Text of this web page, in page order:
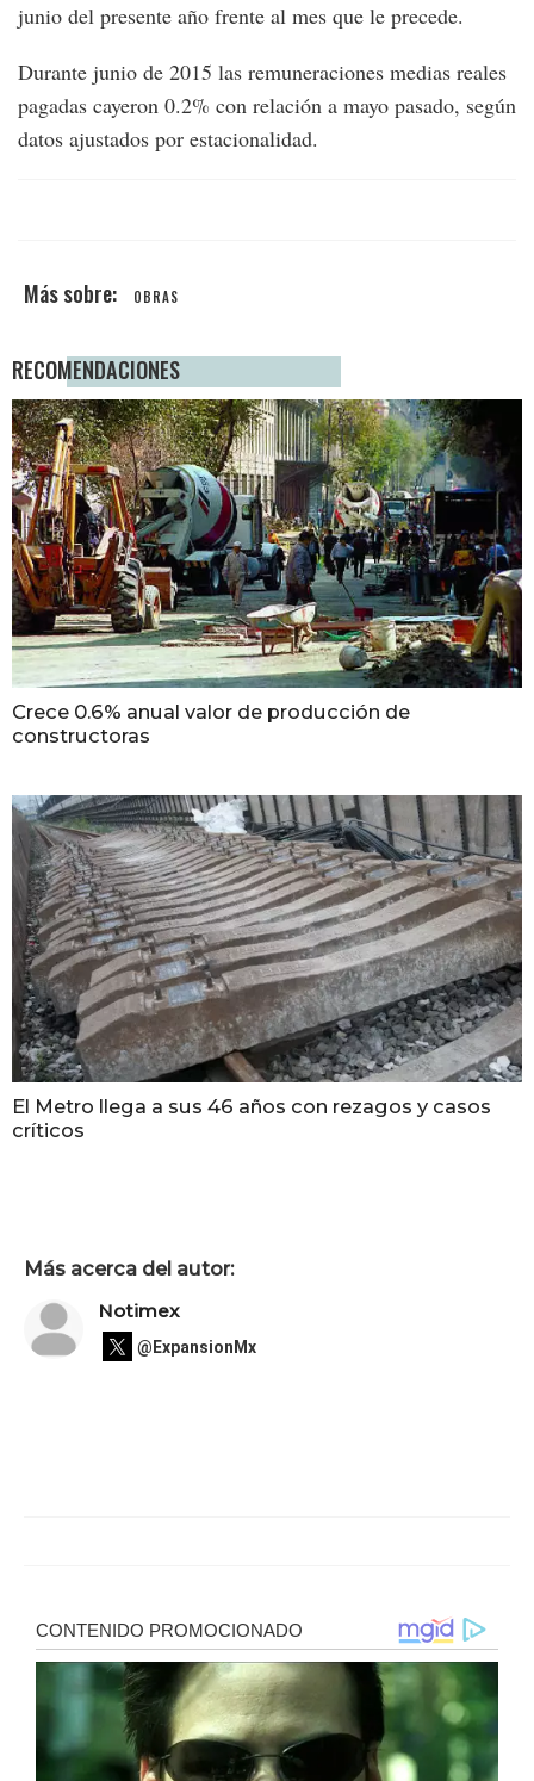
junio del presente año frente al mes que le precede.
Durante junio de 2015 las remuneraciones medias reales
pagadas cayeron 0.2% con relación a mayo pasado, según
datos ajustados por estacionalidad.
OBRAS
RECOMENDACIONES
Crece 0.6% anual valor de producción de
constructoras
El Metro llega a sus 46 años con rezagos y casos
críticos
Más acerca del autor:
Notimex
@ExpansionMx